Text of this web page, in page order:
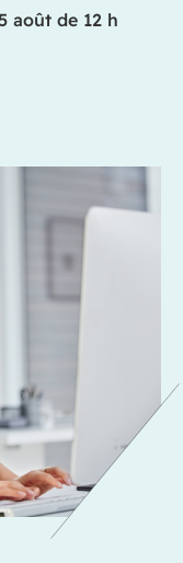
août de 12 h